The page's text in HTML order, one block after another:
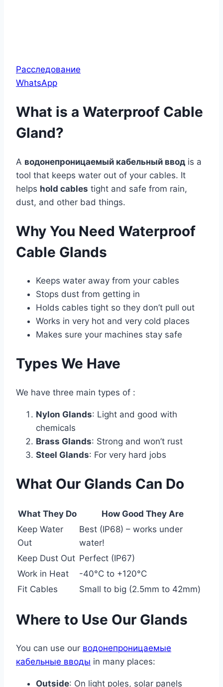
Расследование
WhatsApp
What is a Waterproof Cable
Gland?
А водонепроницаемый кабельный ввод is a
tool that keeps water out of your cables. It
helps hold cables tight and safe from rain,
dust, and other bad things.
Why You Need Waterproof
Cable Glands
Keeps water away from your cables
Stops dust from getting in
Holds cables tight so they don’t pull out
Works in very hot and very cold places
Makes sure your machines stay safe
Types We Have
We have three main types of :
Nylon Glands: Light and good with
chemicals
Brass Glands: Strong and won’t rust
Steel Glands: For very hard jobs
What Our Glands Can Do
What They Do
How Good They Are
Keep Water
Out
Best (IP68) – works under
water!
Keep Dust Out Perfect (IP67)
Work in Heat
-40°C to +120°C
Fit Cables
Small to big (2.5mm to 42mm)
Where to Use Our Glands
You can use our водонепроницаемые
кабельные вводы in many places:
Outside: On light poles, solar panels